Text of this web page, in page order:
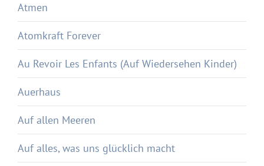
Atmen
Atomkraft Forever
Au Revoir Les Enfants (Auf Wiedersehen Kinder)
Auerhaus
Auf allen Meeren
Auf alles, was uns glücklich macht